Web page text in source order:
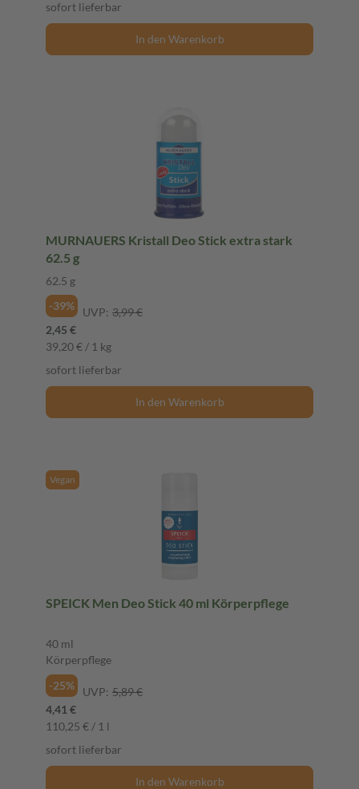
sofort lieferbar
In den Warenkorb
MURNAUERS Kristall Deo Stick extra stark
62.5 g
62.5 g
-39%
UVP: 3,99 €
2,45 €
39,20 € / 1 kg
sofort lieferbar
In den Warenkorb
Vegan
SPEICK Men Deo Stick 40 ml Körperpflege
40 ml
Körperpflege
-25%
UVP: 5,89 €
4,41 €
110,25 € / 1 l
sofort lieferbar
In den Warenkorb